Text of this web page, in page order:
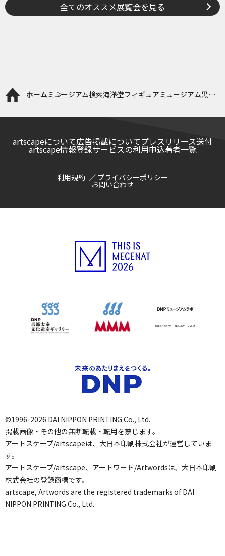
全てのオススメ展覧会を見る
ホームミュージアム検索海洋堂フィギュアミュージアム黒壁
artscapeについて広告掲載についてプレスリリース送付
artscape情報登録サービスの利用申込著者一覧
利用規約 プライバシーポリシー
お問い合わせ
©1996-2026 DAI NIPPON PRINTING Co., Ltd.
掲載画像・その他の無断転載・転用を禁じます。
アートスケープ/artscapeは、大日本印刷株式会社が運営していま
す。
アートスケープ/artscape、アートワード/Artwordsは、大日本印刷
株式会社の登録商標です。
artscape, Artwords are the registered trademarks of DAI
NIPPON PRINTING Co., Ltd.